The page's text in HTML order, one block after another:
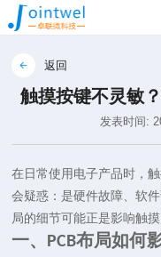
返回
触摸按键不灵敏
发表时间:
在日常使用电子产品时，
会疑惑：是硬件故障、软
局的细节可能正是影响触
一、 PCB布局如何